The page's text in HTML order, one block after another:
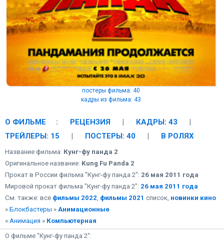
постеры фильма: 40
кадры из фильма: 43
О ФИЛЬМЕ : РЕЦЕНЗИЯ | КАДРЫ: 43
|
ТРЕЙЛЕРЫ: 15
| ПОСТЕРЫ: 40 | В РОЛЯХ
Название фильма: Кунг-фу панда 2
Оригинальное название: Kung Fu Panda 2
Прокат в России фильма "Кунг-фу панда 2": 26 мая 2011 года
Мировой прокат фильма "Кунг-фу панда 2": 26 мая 2011 года
См. также: все фильмы 2022, фильмы 2021 список, новинки кино
» Блокбастеры » Анимационные
» Анимация » Компьютерная
О фильме "Кунг-фу панда 2":